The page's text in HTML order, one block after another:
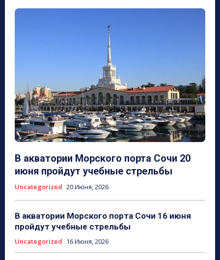
В акватории Морского порта Сочи 20
июня пройдут учебные стрельбы
Uncategorized 20 Июня, 2026
В акватории Морского порта Сочи 16 июня
пройдут учебные стрельбы
Uncategorized 16 Июня, 2026